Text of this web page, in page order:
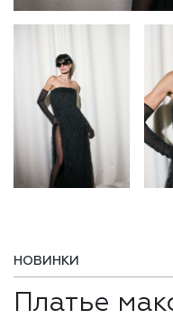
НОВИНКИ
Платье